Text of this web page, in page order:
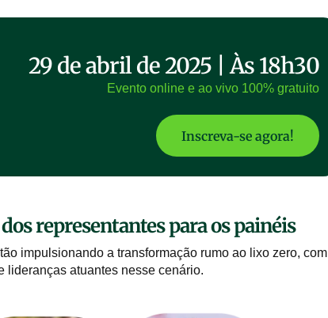
29 de abril de 2025 | Às 18h30
Evento online e ao vivo 100% gratuito
Inscreva-se agora!
representantes para os painéis
impulsionando a transformação rumo ao lixo zero, com
lideranças atuantes nesse cenário.